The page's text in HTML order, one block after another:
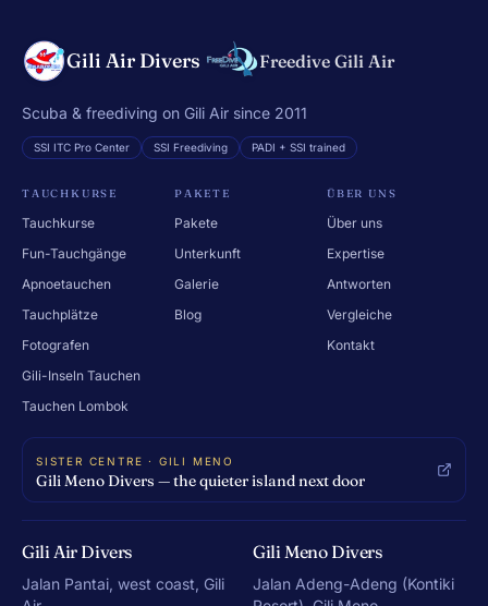
Gili Air Divers Freedive Gili Air
Scuba & freediving on Gili Air since 2011
SSI ITC Pro Center SSI Freediving PADI + SSI trained
TAUCHKURSE
Tauchkurse
Fun-Tauchgänge
Apnoetauchen
Tauchplätze
Fotografen
Gili-Inseln Tauchen
Tauchen Lombok
PAKETE
Pakete
Unterkunft
Galerie
Blog
ÜBER UNS
Über uns
Expertise
Antworten
Vergleiche
Kontakt
SISTER CENTRE · GILI MENO
Gili Meno Divers — the quieter island next door
Gili Air Divers
Jalan Pantai, west coast, Gili
Gili Meno Divers
Jalan Adeng-Adeng (Kontiki